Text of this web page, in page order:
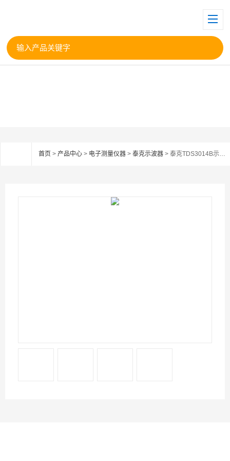
首页 > 产品中心 > 电子测量仪器 > 泰克示波器 > 泰克TDS3014B示波器